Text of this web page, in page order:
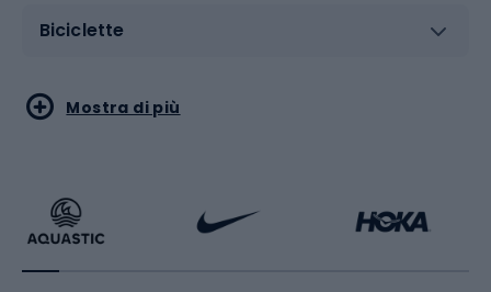
Biciclette
Sport acquatici
Bikepacking
Sport di arti marziali
Sport con le racchette
Mostra di più